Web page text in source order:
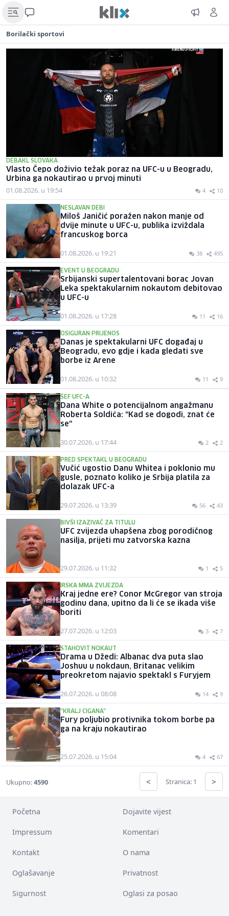
Borilački sportovi
DEBAKL SLOVAKA
Vlasto Čepo doživio težak poraz na UFC-u u Beogradu,
Urbina ga nokautirao u prvoj minuti
01.08.2026. u 19:54 4 10
NESLAVAN DEBI
Miloš Janičić poražen nakon manje od
dvije minute u UFC-u, publika izviždala
francuskog borca
01.08.2026. u 19:21 38 495
EVENT U BEOGRADU
Srbijanski supertalentovani borac Jovan
Leka spektakularnim nokautom debitovao
u UFC-u
01.08.2026. u 17:28 11 16
OSIGURAN PRIJENOS
Danas je spektakularni UFC događaj u
Beogradu, evo gdje i kada gledati sve
borbe iz Arene
01.08.2026. u 10:32 11 9
ŠEF UFC-A
Dana White o potencijalnom angažmanu
Roberta Soldića: "Kad se dogodi, znat će
se"
30.07.2026. u 17:44 2 2
PRED SPEKTAKL U BEOGRADU
Vučić ugostio Danu Whitea i poklonio mu
gusle, poznato koliko je Srbija platila za
dolazak UFC-a
29.07.2026. u 13:39 56 43
BIVŠI IZAZIVAČ ZA TITULU
UFC zvijezda uhapšena zbog porodičnog
nasilja, prijeti mu zatvorska kazna
29.07.2026. u 11:32 1 5
IRSKA MMA ZVIJEZDA
Kraj jedne ere? Conor McGregor van stroja
godinu dana, upitno da li će se ikada više
boriti
27.07.2026. u 12:03 3 7
STAHOVIT NOKAUT
Drama u Džedi: Albanac dva puta slao
Joshuu u nokdaun, Britanac velikim
preokretom najavio spektakl s Furyjem
26.07.2026. u 08:08 14 9
"KRALJ CIGANA"
Fury poljubio protivnika tokom borbe pa
ga na kraju nokautirao
25.07.2026. u 15:04 4 67
Ukupno:4590 < Stranica: 1 >
Početna Dojavite vijest
Impressum Komentari
Kontakt O nama
Oglašavanje Privatnost
Sigurnost Oglasi za posao